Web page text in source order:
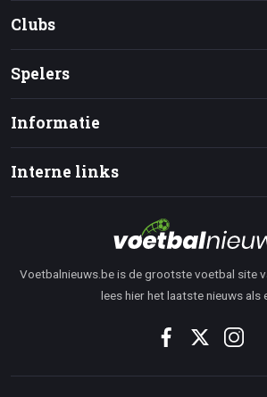
Clubs
Spelers
Informatie
Interne links
Voetbalnieuws.be is de grootste voetbal site
lees hier het laatste nieuws als